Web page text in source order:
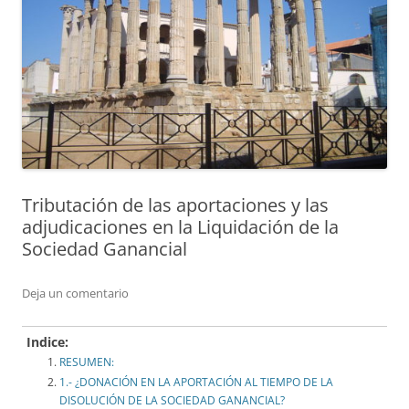
Tributación de las aportaciones y las
adjudicaciones en la Liquidación de la
Sociedad Ganancial
Deja un comentario
Indice:
RESUMEN:
1.- ¿DONACIÓN EN LA APORTACIÓN AL TIEMPO DE LA
DISOLUCIÓN DE LA SOCIEDAD GANANCIAL?